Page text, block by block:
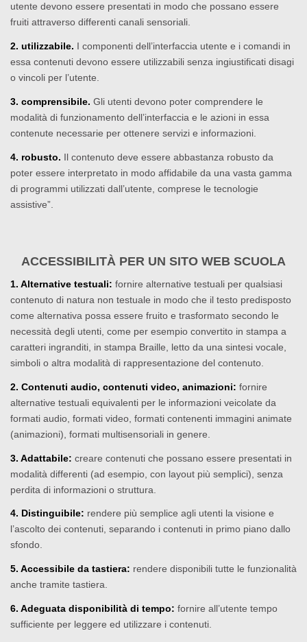
utente devono essere presentati in modo che possano essere
fruiti attraverso differenti canali sensoriali.
2. utilizzabile. I componenti dell’interfaccia utente e i comandi in
essa contenuti devono essere utilizzabili senza ingiustificati disagi
o vincoli per l’utente.
3. comprensibile. Gli utenti devono poter comprendere le
modalità di funzionamento dell’interfaccia e le azioni in essa
contenute necessarie per ottenere servizi e informazioni.
4. robusto. Il contenuto deve essere abbastanza robusto da
poter essere interpretato in modo affidabile da una vasta gamma
di programmi utilizzati dall’utente, comprese le tecnologie
assistive”.
ACCESSIBILITÀ PER UN SITO WEB SCUOLA
1. Alternative testuali: fornire alternative testuali per qualsiasi
contenuto di natura non testuale in modo che il testo predisposto
come alternativa possa essere fruito e trasformato secondo le
necessità degli utenti, come per esempio convertito in stampa a
caratteri ingranditi, in stampa Braille, letto da una sintesi vocale,
simboli o altra modalità di rappresentazione del contenuto.
2. Contenuti audio, contenuti video, animazioni: fornire
alternative testuali equivalenti per le informazioni veicolate da
formati audio, formati video, formati contenenti immagini animate
(animazioni), formati multisensoriali in genere.
3. Adattabile: creare contenuti che possano essere presentati in
modalità differenti (ad esempio, con layout più semplici), senza
perdita di informazioni o struttura.
4. Distinguibile: rendere più semplice agli utenti la visione e
l’ascolto dei contenuti, separando i contenuti in primo piano dallo
sfondo.
5. Accessibile da tastiera: rendere disponibili tutte le funzionalità
anche tramite tastiera.
6. Adeguata disponibilità di tempo: fornire all’utente tempo
sufficiente per leggere ed utilizzare i contenuti.